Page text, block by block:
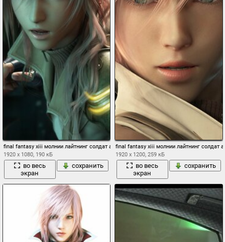
final fantasy xiii молнии лайтнинг солдат армии кокона последняя фантазия 13
1920 x 1080, 190 кБ
во весь
экран
сохранить
final fantasy xiii молнии лайтнинг солдат
1920 x 1200, 259 кБ
во весь
экран
сохранить